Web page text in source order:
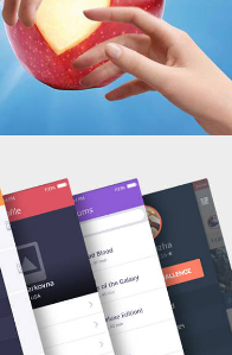
TEST